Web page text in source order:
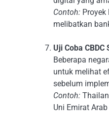
Contoh: Proyek
melibatkan
Uji Coba CBDC
Beberapa
untuk melihat
sebelum
Contoh:
Uni Emirat